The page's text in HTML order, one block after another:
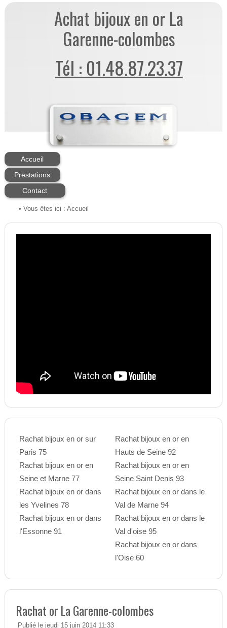
Achat bijoux en or La
Garenne-colombes
Tél : 01.48.87.23.37
Accueil
Prestations
Contact
• Vous êtes ici : Accueil
Rachat bijoux en or sur
Paris 75
Rachat bijoux en or en
Seine et Marne 77
Rachat bijoux en or dans
les Yvelines 78
Rachat bijoux en or dans
l'Essonne 91
Rachat bijoux en or en
Hauts de Seine 92
Rachat bijoux en or en
Seine Saint Denis 93
Rachat bijoux en or dans le
Val de Marne 94
Rachat bijoux en or dans le
Val d'oise 95
Rachat bijoux en or dans
l'Oise 60
Rachat or La Garenne-colombes
Publié le jeudi 15 juin 2014 11:33